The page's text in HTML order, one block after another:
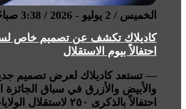
الخميس / 2 يوليو - 2026 / 3:38 صباحًا
احتفالاً بيوم الاستقلال
— تستعد كاديلاك لعرض تصميم جديد
والأبيض والأزرق في سباق الجائزة
احتفالاً بالذكرى ٢٥٠ لاستقلال الولايات…